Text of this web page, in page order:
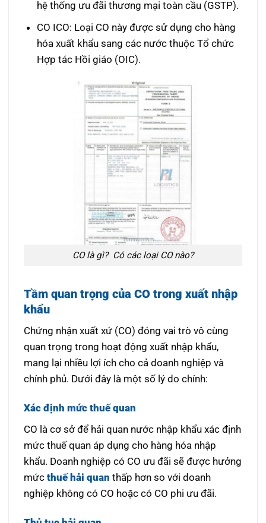
hệ thống ưu đãi thương mại toàn cầu (GSTP).
CO ICO: Loại CO này được sử dụng cho hàng
hóa xuất khẩu sang các nước thuộc Tổ chức
Hợp tác Hồi giáo (OIC).
CO là gì? Có các loại CO nào?
Tầm quan trọng của CO trong xuất nhập
khẩu
Chứng nhận xuất xứ (CO) đóng vai trò vô cùng
quan trọng trong hoạt động xuất nhập khẩu,
mang lại nhiều lợi ích cho cả doanh nghiệp và
chính phủ. Dưới đây là một số lý do chính:
Xác định mức thuế quan
CO là cơ sở để hải quan nước nhập khẩu xác định
mức thuế quan áp dụng cho hàng hóa nhập
khẩu. Doanh nghiệp có CO ưu đãi sẽ được hưởng
mứcthuế hải quan thấp hơn so với doanh
nghiệp không có CO hoặc có CO phi ưu đãi.